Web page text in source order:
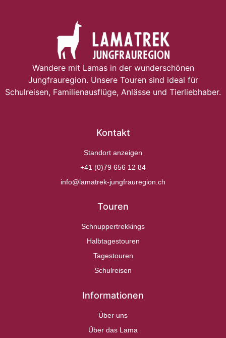
Wandere mit Lamas in der wunderschönen
Jungfrauregion. Unsere Touren sind ideal für
Schulreisen, Familienausflüge, Anlässe und Tierliebhaber.
Kontakt
Standort anzeigen
+41 (0)79 656 12 84
info@lamatrek-jungfrauregion.ch
Touren
Schnuppertrekkings
Halbtagestouren
Tagestouren
Schulreisen
Informationen
Über uns
Über das Lama